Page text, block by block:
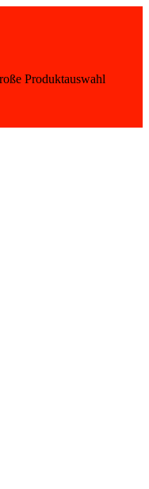
Produktauswahl